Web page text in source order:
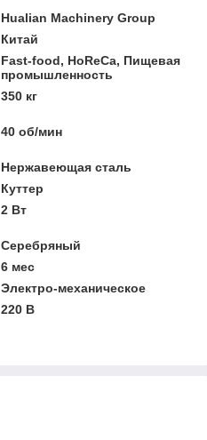
Hualian Machinery Group
Китай
Fast-food, HoReCa, Пищевая
промышленность
350 кг
40 об/мин
Нержавеющая сталь
Куттер
2 Вт
Серебряный
6 мес
Электро-механическое
220 В